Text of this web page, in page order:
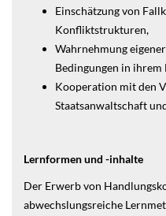
Einschätzung von
Konfliktstrukturen,
Wahrnehmung
Bedingungen in ihrem
Kooperation mit den
Staatsanwaltschaft
Lernformen und -inhalte
Der Erwerb von
abwechslungsreiche